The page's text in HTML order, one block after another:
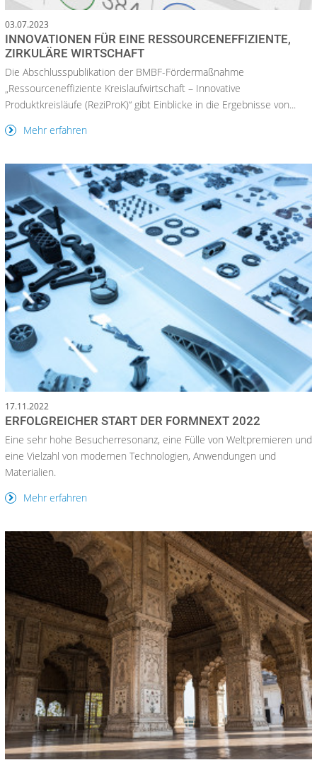
03.07.2023
INNOVATIONEN FÜR EINE RESSOURCENEFFIZIENTE,
ZIRKULÄRE WIRTSCHAFT
Die Abschlusspublikation der BMBF-Fördermaßnahme
„Ressourceneffiziente Kreislaufwirtschaft – Innovative
Produktkreisläufe (ReziProK)“ gibt Einblicke in die Ergebnisse von...
Mehr erfahren
17.11.2022
ERFOLGREICHER START DER FORMNEXT 2022
Eine sehr hohe Besucherresonanz, eine Fülle von Weltpremieren und
eine Vielzahl von modernen Technologien, Anwendungen und
Materialien.
Mehr erfahren